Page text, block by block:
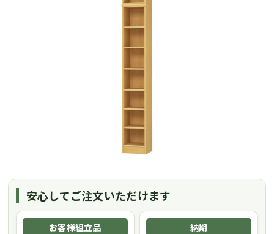
安心してご注文いただけます
お客様組立品 納期